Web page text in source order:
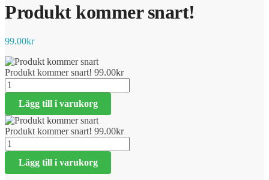
Produkt kommer snart!
99.00kr
Produkt kommer snart! 99.00kr
Produkt
kommer
snart!
mängd
Lägg till i varukorg
Produkt kommer snart! 99.00kr
Produkt
kommer
snart!
mängd
Lägg till i varukorg